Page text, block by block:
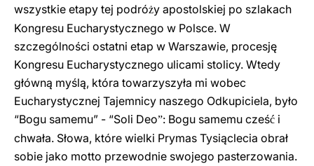
wszystkie etapy tej podróży apostolskiej po szlakach
Kongresu Eucharystycznego w Polsce. W
szczególności ostatni etap w Warszawie, procesję
Kongresu Eucharystycznego ulicami stolicy. Wtedy
główną myślą, która towarzyszyła mi wobec
Eucharystycznej Tajemnicy naszego Odkupiciela, było
“Bogu samemu” - “Soli Deo”: Bogu samemu cześć i
chwała. Słowa, które wielki Prymas Tysiąclecia obrał
sobie jako motto przewodnie swojego pasterzowania.